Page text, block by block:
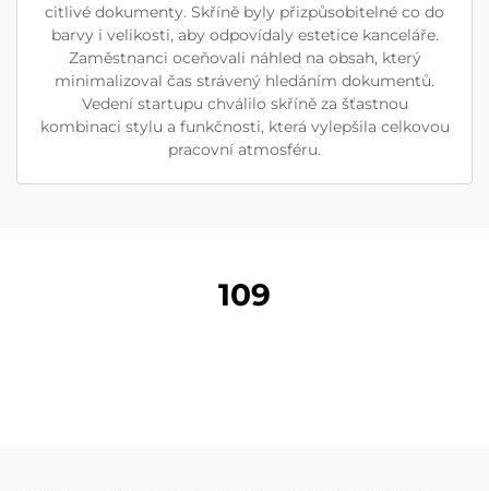
citlivé dokumenty. Skříně byly přizpůsobitelné co do
barvy i velikosti, aby odpovídaly estetice kanceláře.
Zaměstnanci oceňovali náhled na obsah, který
minimalizoval čas strávený hledáním dokumentů.
Vedení startupu chválilo skříně za šťastnou
kombinaci stylu a funkčnosti, která vylepšila celkovou
pracovní atmosféru.
109